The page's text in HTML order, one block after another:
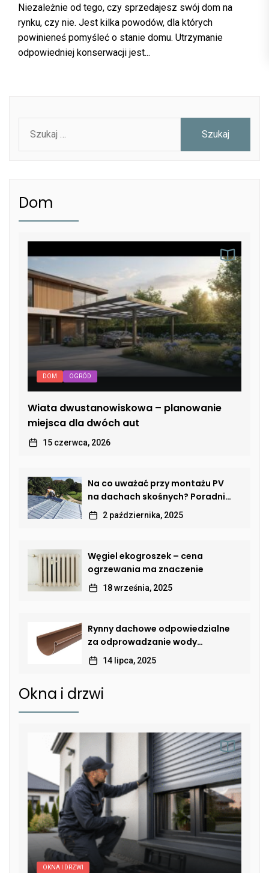
Niezależnie od tego, czy sprzedajesz swój dom na
rynku, czy nie. Jest kilka powodów, dla których
powinieneś pomyśleć o stanie domu. Utrzymanie
odpowiedniej konserwacji jest...
Dom
DOM OGRÓD
Wiata dwustanowiskowa – planowanie
miejsca dla dwóch aut
15 czerwca, 2026
Na co uważać przy montażu PV
na dachach skośnych? Poradnik
dla właścicieli domów
2 października, 2025
Węgiel ekogroszek – cena
ogrzewania ma znaczenie
18 września, 2025
Rynny dachowe odpowiedzialne
za odprowadzanie wody
deszczowej
14 lipca, 2025
Okna i drzwi
OKNA I DRZWI